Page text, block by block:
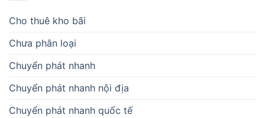
Cho thuê kho bãi
Chưa phân loại
Chuyển phát nhanh
Chuyển phát nhanh nội địa
Chuyển phát nhanh quốc tế